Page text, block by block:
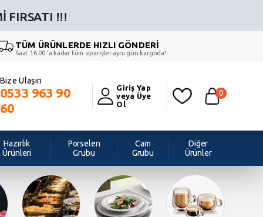
FIRSATI !!!
TÜM ÜRÜNLERDE HIZLI GÖNDERİ
Saat 16:00 ‘a kadar tüm siparişler aynı gün kargoda!
Bize Ulaşın
0533 963 90
60
Giriş Yap
veya Üye
Ol
0
Hazırlık
Ürünleri
Porselen
Grubu
Cam
Grubu
Diğer
Ürünler